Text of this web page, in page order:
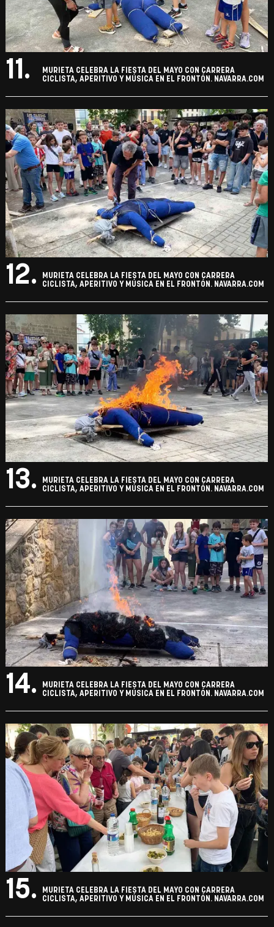
11.
MURIETA CELEBRA LA FIESTA DEL MAYO CON CARRERA
CICLISTA, APERITIVO Y MÚSICA EN EL FRONTÓN. NAVARRA.COM
12.
MURIETA CELEBRA LA FIESTA DEL MAYO CON CARRERA
CICLISTA, APERITIVO Y MÚSICA EN EL FRONTÓN. NAVARRA.COM
13.
MURIETA CELEBRA LA FIESTA DEL MAYO CON CARRERA
CICLISTA, APERITIVO Y MÚSICA EN EL FRONTÓN. NAVARRA.COM
14.
MURIETA CELEBRA LA FIESTA DEL MAYO CON CARRERA
CICLISTA, APERITIVO Y MÚSICA EN EL FRONTÓN. NAVARRA.COM
15.
MURIETA CELEBRA LA FIESTA DEL MAYO CON CARRERA
CICLISTA, APERITIVO Y MÚSICA EN EL FRONTÓN. NAVARRA.COM